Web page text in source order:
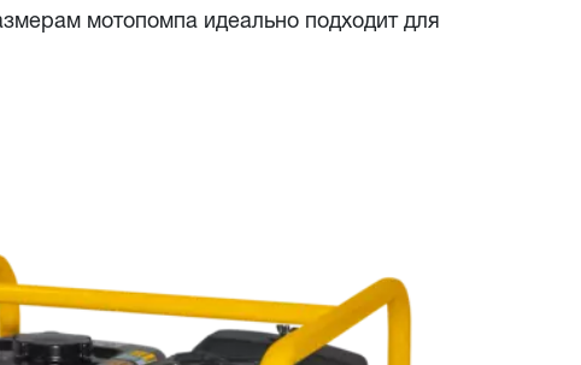
мотопомпа идеально подходит для